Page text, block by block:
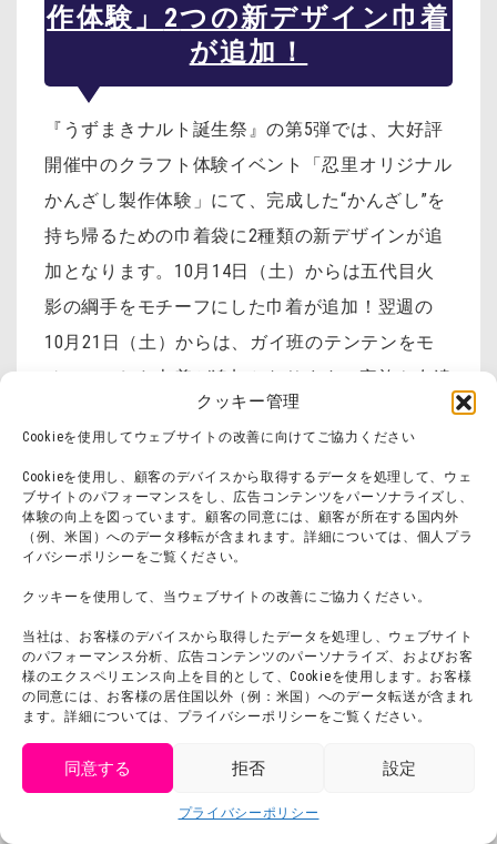
クッキー管理
Cookieを使用してウェブサイトの改善に向けてご協力ください
Cookieを使用し、顧客のデバイスから取得するデータを処理して、ウェ
ブサイトのパフォーマンスをし、広告コンテンツをパーソナライズし、
体験の向上を図っています。顧客の同意には、顧客が所在する国内外
（例、米国）へのデータ移転が含まれます。詳細については、個人プラ
イバシーポリシーをご覧ください。
クッキーを使用して、当ウェブサイトの改善にご協力ください。
当社は、お客様のデバイスから取得したデータを処理し、ウェブサイト
のパフォーマンス分析、広告コンテンツのパーソナライズ、およびお客
様のエクスペリエンス向上を目的として、Cookieを使用します。お客様
の同意には、お客様の居住国以外（例：米国）へのデータ転送が含まれ
ます。詳細については、プライバシーポリシーをご覧ください。
同意する 拒否 設定
プライバシーポリシー
作体験」 2つの新デザイン巾着
が追加！
『うずまきナルト誕生祭』の第5弾では、大好評
開催中のクラフト体験イベント「忍里オリジナル
かんざし製作体験」にて、完成した“かんざし”を
持ち帰るための巾着袋に2種類の新デザインが追
加となります。10月14日（土）からは五代目火
影の綱手をモチーフにした巾着が追加！翌週の
10月21日（土）からは、ガイ班のテンテンをモ
チーフにした巾着が追加となります。家族や友達
と一緒に作るオリジナルかんざしを忍里で作りま
しょう！